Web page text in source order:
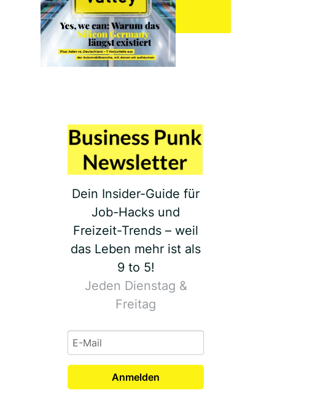
Dein Insider-Guide für
Job-Hacks und
Freizeit-Trends – weil
das Leben mehr ist als
9 to 5!
Jeden Dienstag &
Freitag
Anmelden